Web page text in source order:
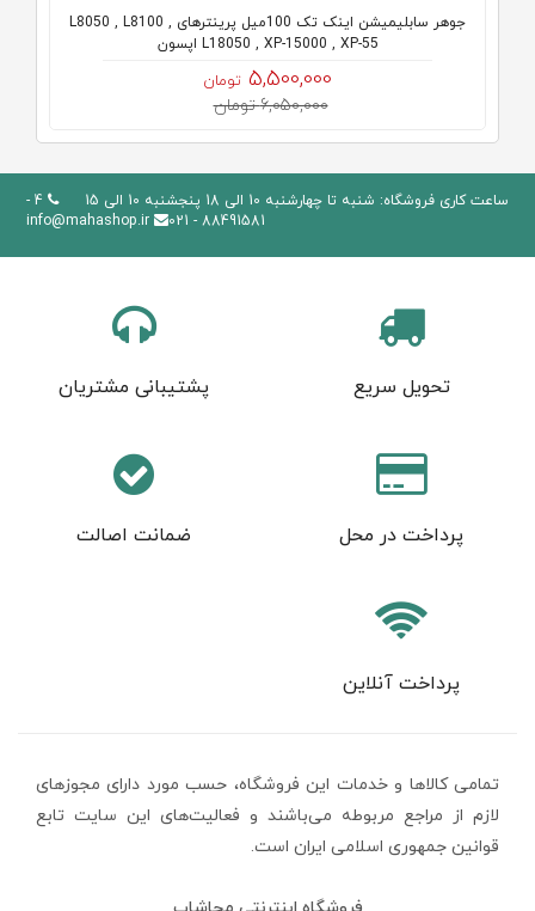
جوهر سابلیمیشن اینک تک 100میل پرینترهای L8050 , L8100 ,
L18050 , XP-15000 , XP-55 اپسون
5,500,000 تومان
6,050,000 تومان
ساعت کاری فروشگاه: شنبه تا چهارشنبه 10 الی 18 پنجشنبه 10 الی 15
4 -
88491581 - 021
info@mahashop.ir
تحویل سریع پشتیبانی مشتریان
پرداخت در محل ضمانت اصالت
پرداخت آنلاین
تمامی كالاها و خدمات اين فروشگاه، حسب مورد دارای مجوزهای
لازم از مراجع مربوطه می‌باشند و فعاليت‌های اين سايت تابع
قوانين جمهوری اسلامی ایران است.